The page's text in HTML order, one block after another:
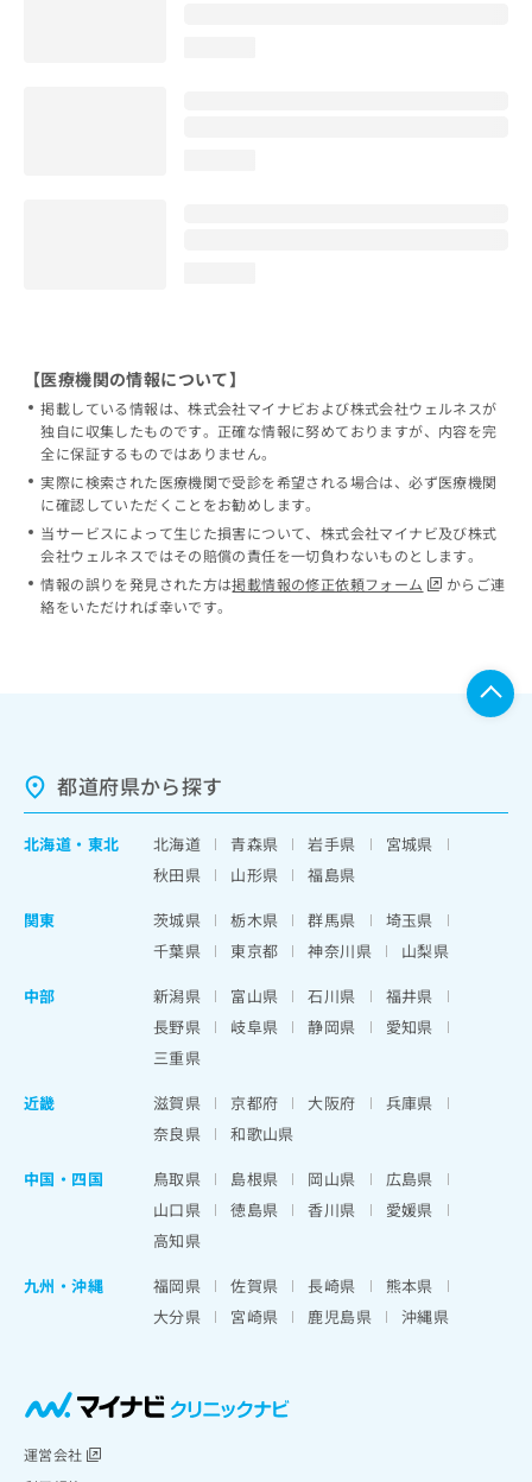
【医療機関の情報について】
掲載している情報は、株式会社マイナビおよび株式会社ウェルネスが
独自に収集したものです。正確な情報に努めておりますが、内容を完
全に保証するものではありません。
実際に検索された医療機関で受診を希望される場合は、必ず医療機関
に確認していただくことをお勧めします。
当サービスによって生じた損害について、株式会社マイナビ及び株式
会社ウェルネスではその賠償の責任を一切負わないものとします。
情報の誤りを発見された方は掲載情報の修正依頼フォーム
からご連
絡をいただければ幸いです。
都道府県から探す
北海道 ・ 東北 北海道 青森県 岩手県
宮城県
秋田県
山形県
福島県
関東
茨城県 栃木県 群馬県
埼玉県
千葉県
東京都 神奈川県
山梨県
中部
新潟県 富山県 石川県
福井県
長野県
岐阜県 静岡県
愛知県
三重県
近畿
滋賀県 京都府 大阪府
兵庫県
奈良県
和歌山県
中国・四国
鳥取県 島根県 岡山県
広島県
山口県
徳島県 香川県
愛媛県
高知県
九州・沖縄
福岡県 佐賀県 長崎県
熊本県
大分県
宮崎県 鹿児島県 沖縄県
運営会社